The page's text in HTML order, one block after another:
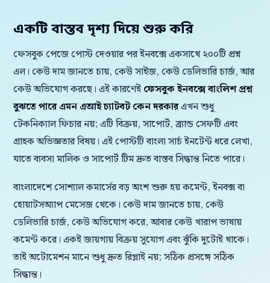
একটি বাস্তব দৃশ্য দিয়ে শুরু করি
ফেসবুক পেজে পোস্ট দেওয়ার পর ইনবক্সে একসাথে ২০০টি প্রশ্ন
এল। কেউ দাম জানতে চায়, কেউ সাইজ, কেউ ডেলিভারি চার্জ, আর
কেউ অভিযোগ করছে। এই কারণেই ফেসবুক ইনবক্সে বাংলিশ প্রশ্ন
বুঝতে পারে এমন এআই চ্যাটবট কেন দরকারএখন শুধু
টেকনিক্যাল ফিচার নয়; এটি বিক্রয়, সাপোর্ট, ব্র্যান্ড সেফটি এবং
গ্রাহক অভিজ্ঞতার বিষয়। এই পোস্টটি বাংলা সার্চ ইনটেন্ট ধরে লেখা,
যাতে ব্যবসা মালিক ও সাপোর্ট টিম দ্রুত বাস্তব সিদ্ধান্ত নিতে পারে।
বাংলাদেশে সোশ্যাল কমার্সের বড় অংশ শুরু হয় কমেন্ট, ইনবক্স বা
হোয়াটসঅ্যাপ মেসেজ থেকে। কেউ দাম জানতে চায়, কেউ
ডেলিভারি চার্জ, কেউ অভিযোগ করে, আবার কেউ খারাপ ভাষায়
কমেন্ট করে। একই জায়গায় বিক্রয় সুযোগ এবং ঝুঁকি দুটোই থাকে।
তাই অটোমেশন মানে শুধু দ্রুত রিপ্লাই নয়; সঠিক প্রসঙ্গে সঠিক
সিদ্ধান্ত।